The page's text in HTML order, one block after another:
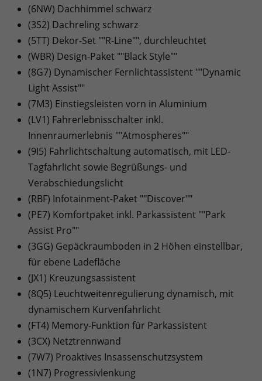
(6NW) Dachhimmel schwarz
(3S2) Dachreling schwarz
(5TT) Dekor-Set ""R-Line"", durchleuchtet
(WBR) Design-Paket ""Black Style""
(8G7) Dynamischer Fernlichtassistent ""Dynamic
Light Assist""
(7M3) Einstiegsleisten vorn in Aluminium
(LV1) Fahrerlebnisschalter inkl.
Innenraumerlebnis ""Atmospheres""
(9I5) Fahrlichtschaltung automatisch, mit LED-
Tagfahrlicht sowie Begrüßungs- und
Verabschiedungslicht
(RBF) Infotainment-Paket ""Discover""
(PE7) Komfortpaket inkl. Parkassistent ""Park
Assist Pro""
(3GG) Gepäckraumboden in 2 Höhen einstellbar,
für ebene Ladefläche
(JX1) Kreuzungsassistent
(8Q5) Leuchtweitenregulierung dynamisch, mit
dynamischem Kurvenfahrlicht
(FT4) Memory-Funktion für Parkassistent
(3CX) Netztrennwand
(7W7) Proaktives Insassenschutzsystem
(1N7) Progressivlenkung